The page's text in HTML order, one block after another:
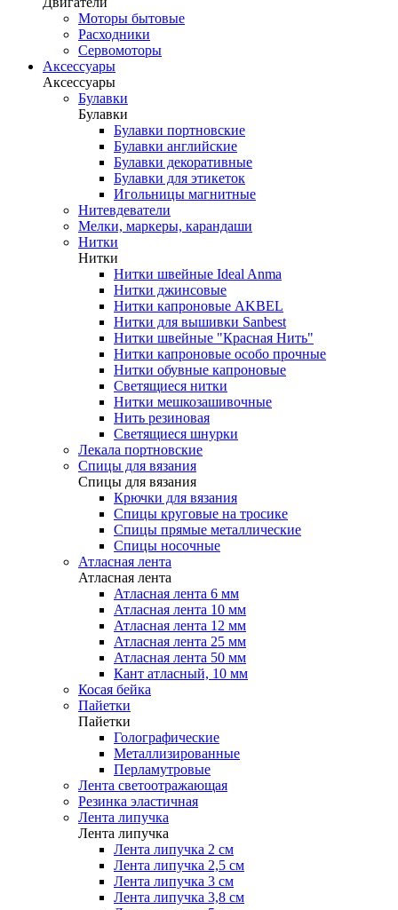
Моторы бытовые
Расходники
Сервомоторы
Аксессуары
Аксессуары
Булавки
Булавки
Булавки портновские
Булавки английские
Булавки декоративные
Булавки для этикеток
Игольницы магнитные
Нитевдеватели
Мелки, маркеры, карандаши
Нитки
Нитки
Нитки швейные Ideal Anma
Нитки джинсовые
Нитки капроновые AKBEL
Нитки для вышивки Sanbest
Нитки швейные "Красная Нить"
Нитки капроновые особо прочные
Нитки обувные капроновые
Светящиеся нитки
Нитки мешкозашивочные
Нить резиновая
Светящиеся шнурки
Лекала портновские
Спицы для вязания
Спицы для вязания
Крючки для вязания
Спицы круговые на тросике
Спицы прямые металлические
Спицы носочные
Атласная лента
Атласная лента
Атласная лента 6 мм
Атласная лента 10 мм
Атласная лента 12 мм
Атласная лента 25 мм
Атласная лента 50 мм
Кант атласный, 10 мм
Косая бейка
Пайетки
Пайетки
Голографические
Металлизированные
Перламутровые
Лента светоотражающая
Резинка эластичная
Лента липучка
Лента липучка
Лента липучка 2 см
Лента липучка 2,5 см
Лента липучка 3 см
Лента липучка 3,8 см